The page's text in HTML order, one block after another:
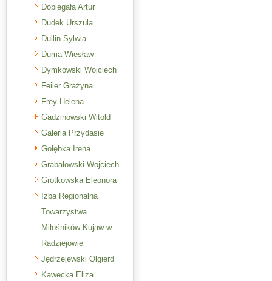
Dobiegała Artur
Dudek Urszula
Dullin Sylwia
Duma Wiesław
Dymkowski Wojciech
Feiler Grażyna
Frey Helena
Gadzinowski Witold
Galeria Przydasie
Gołębka Irena
Grabałowski Wojciech
Grotkowska Eleonora
Izba Regionalna
Towarzystwa
Miłośników Kujaw w
Radziejowie
Jędrzejewski Olgierd
Kawecka Eliza